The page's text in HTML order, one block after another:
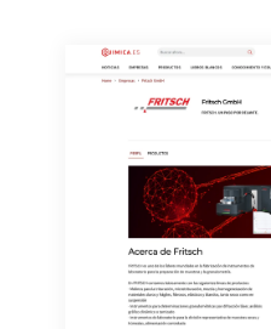
de indicar los motivos
LUMITOS AG, Ernst-Augustin-
(Alemania) o por correo
electrónico se incluye un
suscripción al boletín